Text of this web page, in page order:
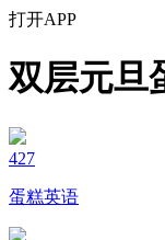
打开APP
双层元旦
427
蛋糕英语